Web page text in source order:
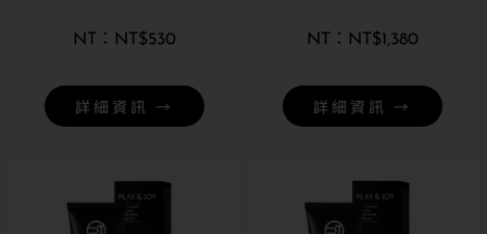
NT$530
詳細資訊 →
NT$1,380
詳細資訊 →